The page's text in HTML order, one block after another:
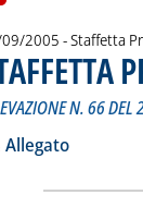
2005 - Staffetta
N. 66 DEL
tutta la notizia:
allegati
Allegato